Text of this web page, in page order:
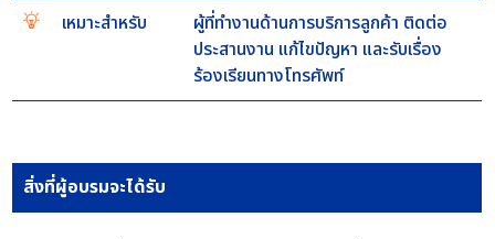
เหมาะสำหรับ
ผู้ที่ทำงานด้านการบริการลูกค้า ติดต่อ
ประสานงาน แก้ไขปัญหา และรับเรื่อง
ร้องเรียนทางโทรศัพท์
สิ่งที่ผู้อบรมจะได้รับ